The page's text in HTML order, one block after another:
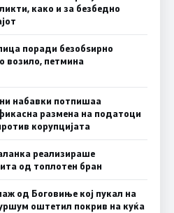
како и за безбедно
поради безобѕирно
возило, петмина
набавки потпишаа
размена на податоци
корупцијата
реализираше
од топлотен бран
од Боговиње кој пукал на
оштетил покрив на куќа